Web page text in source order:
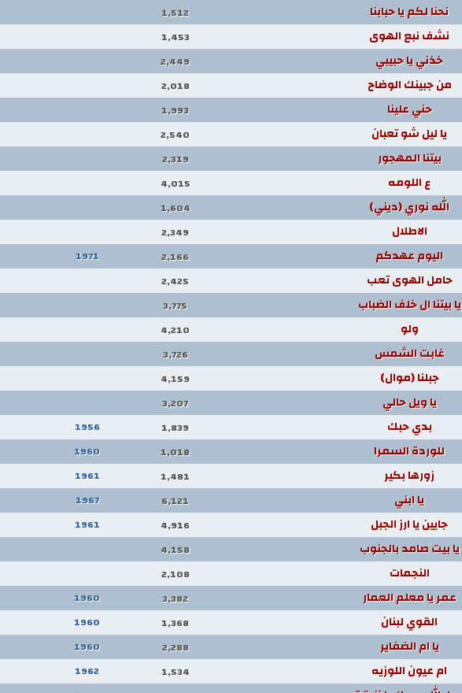
نحنا لكم يا حبابنا 1,512
نشف نبع الهوى 1,453
خذني يا حبيبي 2,449
من جبينك الوضاح 2,018
حني علينا 1,993
يا ليل شو تعبان 2,540
بيتنا المهجور 2,319
ع اللومه 4,015
الله نوري (ديني) 1,604
الاطلال 2,349
اليوم عهدكم 2,166
1971
حامل الهوى تعب 2,425
يا بيتنا ال خلف الضباب 3,775
ولو 4,210
غابت الشمس 3,726
جبلنا (موال) 4,159
يا ويل حالي 3,207
بدي حبك 1,839
1956
للوردة السمرا 1,018
1960
زورها بكير 1,481
1961
يا ابني 6,121
1967
جايين يا ارز الجبل 4,916
1961
يا بيت صامد بالجنوب 4,158
النجمات 2,108
عمر يا معلم العمار 3,382
1960
القوي لبنان 1,368
1960
يا ام الضفاير 2,288
1960
ام عيون اللوزيه 1,534
1962